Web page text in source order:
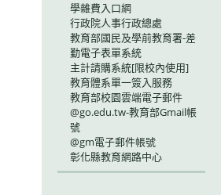
學雜費入口網
行政院人事行政總處
教育部國民及學前教育署-差
勤電子表單系統
主計請購系統[限校內使用]
教育體系單一簽入服務
教育部校園雲端電子郵件
@go.edu.tw-教育部Gmail帳
號
@gm電子郵件帳號
彰化縣教育網路中心